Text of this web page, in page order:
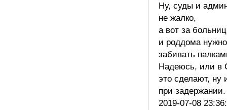
Ну, суды и
не жалко,
а вот за
и роддома
забивать
Надеюсь, или в
это сделают, ну
при
2019-07-08